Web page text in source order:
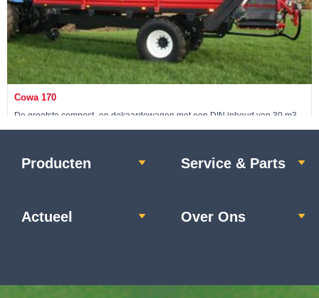
Cowa 170
De grootste compost- en dekaardewagen met een DIN inhoud van 30 m3
Producten Service & Parts
Actueel Over Ons